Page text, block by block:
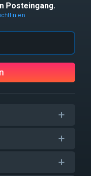
Posteingang.